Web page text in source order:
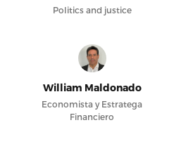
Politics and justice
William Maldonado
Economista y Estratega
Financiero